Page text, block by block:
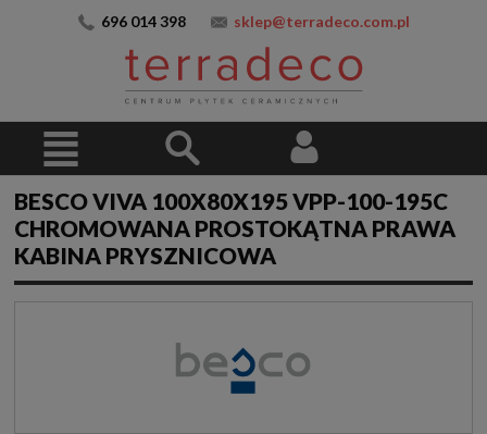
696 014 398 sklep@terradeco.com.pl
BESCO VIVA 100X80X195 VPP-100-195C
CHROMOWANA PROSTOKĄTNA PRAWA
KABINA PRYSZNICOWA